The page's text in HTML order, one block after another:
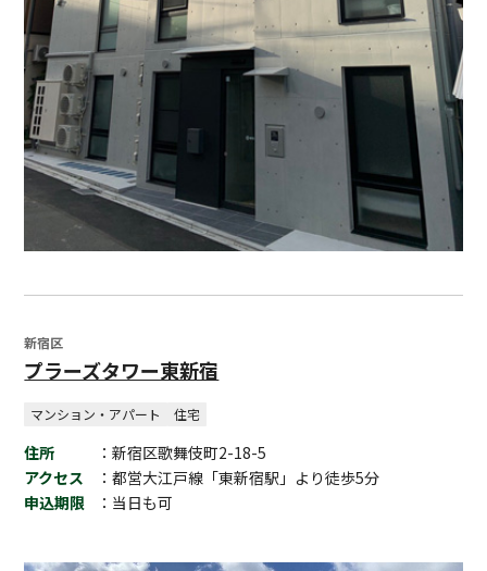
新宿区
プラーズタワー東新宿
マンション・アパート 住宅
住所
：新宿区歌舞伎町2-18-5
アクセス
：都営大江戸線「東新宿駅」より徒歩5分
申込期限
：当日も可